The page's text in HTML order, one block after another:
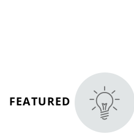
FEATURED